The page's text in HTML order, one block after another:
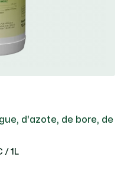
d'azote, de bore, de
/ 1L